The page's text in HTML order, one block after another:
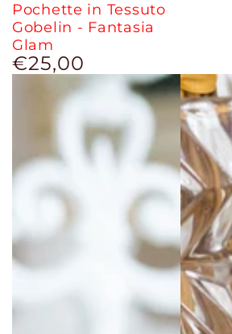
Pochette in Tessuto
Gobelin - Fantasia
Glam
Prezzo
regolare
€25,00